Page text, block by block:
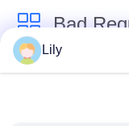
Bad
Bahan Kartu
Lily